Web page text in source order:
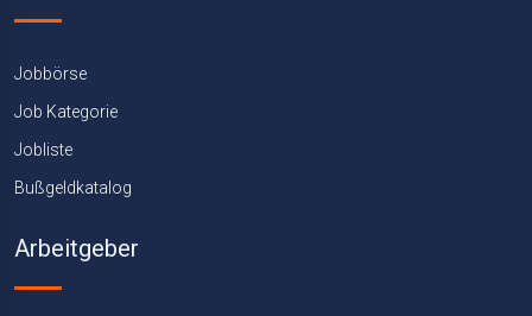
Jobbörse
Job Kategorie
Jobliste
Bußgeldkatalog
Arbeitgeber